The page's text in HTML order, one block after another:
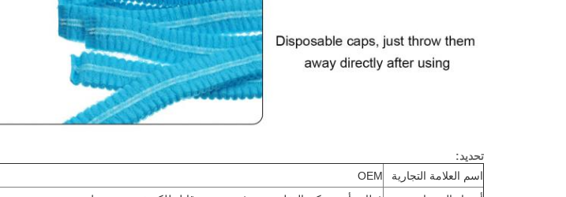
تحديد:
اسم العلامة التجارية
OEM